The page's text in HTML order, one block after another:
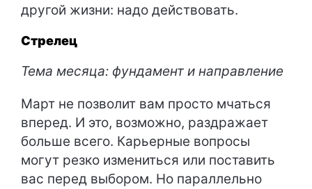
другой жизни: надо действовать.
Стрелец
Тема месяца: фундамент и направление
Март не позволит вам просто мчаться
вперед. И это, возможно, раздражает
больше всего. Карьерные вопросы
могут резко измениться или поставить
вас перед выбором. Но параллельно